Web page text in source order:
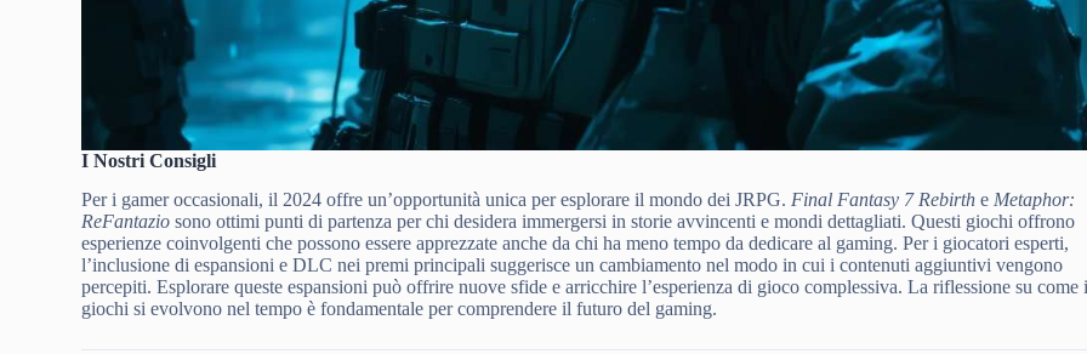
I Nostri Consigli
Per i gamer occasionali, il 2024 offre un’opportunità unica per esplorare il mondo dei JRPG. Final Fantasy 7 Rebirth e Metaphor:
ReFantazio sono ottimi punti di partenza per chi desidera immergersi in storie avvincenti e mondi dettagliati. Questi giochi offrono
esperienze coinvolgenti che possono essere apprezzate anche da chi ha meno tempo da dedicare al gaming. Per i giocatori esperti,
l’inclusione di espansioni e DLC nei premi principali suggerisce un cambiamento nel modo in cui i contenuti aggiuntivi vengono
percepiti. Esplorare queste espansioni può offrire nuove sfide e arricchire l’esperienza di gioco complessiva. La riflessione su come
giochi si evolvono nel tempo è fondamentale per comprendere il futuro del gaming.